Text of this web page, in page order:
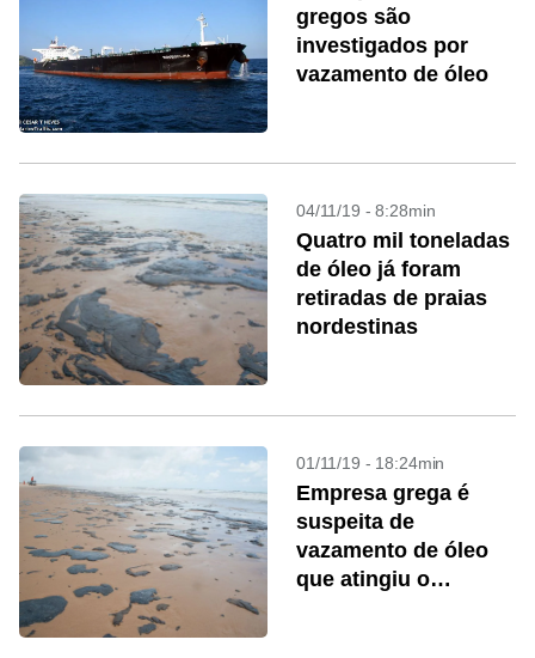
gregos são
investigados por
vazamento de óleo
04/11/19 - 8:28min
Quatro mil toneladas
de óleo já foram
retiradas de praias
nordestinas
01/11/19 - 18:24min
Empresa grega é
suspeita de
vazamento de óleo
que atingiu o